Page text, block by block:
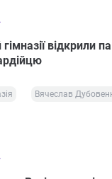
гімназії відкрили
Вячеслав